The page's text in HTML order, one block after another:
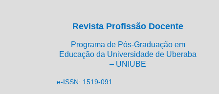
Revista Profissão Docente
Programa de Pós-Graduação em
Educação da Universidade de Uberaba
– UNIUBE
e-ISSN: 1519-091